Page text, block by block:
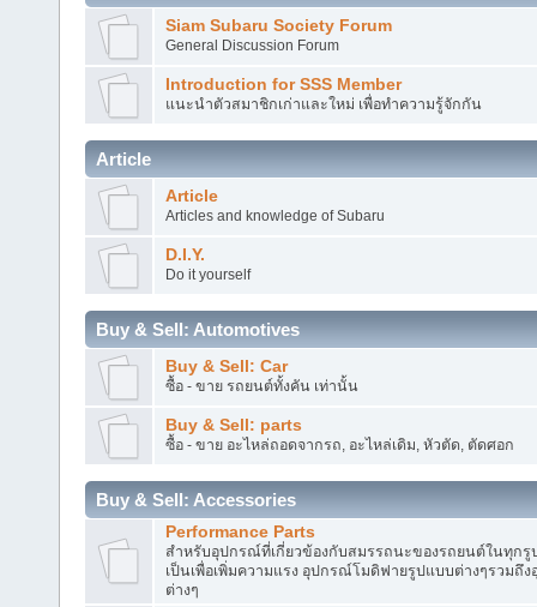
Siam Subaru Society Forum
General Discussion Forum
Introduction for SSS Member
แนะนำตัวสมาชิกเก่าและใหม่ เพื่อทำความรู้จักกัน
Article
Article
Articles and knowledge of Subaru
D.I.Y.
Do it yourself
Buy & Sell: Automotives
Buy & Sell: Car
ซื้อ - ขาย รถยนต์ทั้งคัน เท่านั้น
Buy & Sell: parts
ซื้อ - ขาย อะไหล่ถอดจากรถ, อะไหล่เดิม, หัวตัด, ตัดศอก
Buy & Sell: Accessories
Performance Parts
สำหรับอุปกรณ์ที่เกี่ยวข้องกับสมรรถนะของรถยนต์ในทุกรู
เป็นเพื่อเพิ่มความแรง อุปกรณ์โมดิฟายรูปแบบต่างๆรวมถึ
ต่างๆ